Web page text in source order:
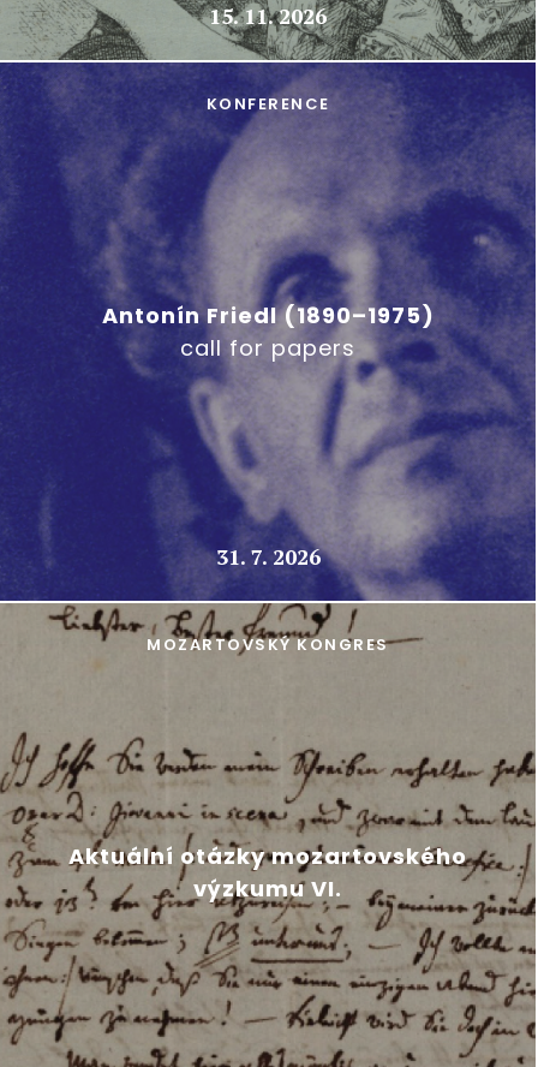
15. 11. 2026
Antonín Friedl (1890–1975)
call for papers
KONFERENCE
31. 7. 2026
Aktuální otázky mozartovského
výzkumu VI.
MOZARTOVSKÝ KONGRES